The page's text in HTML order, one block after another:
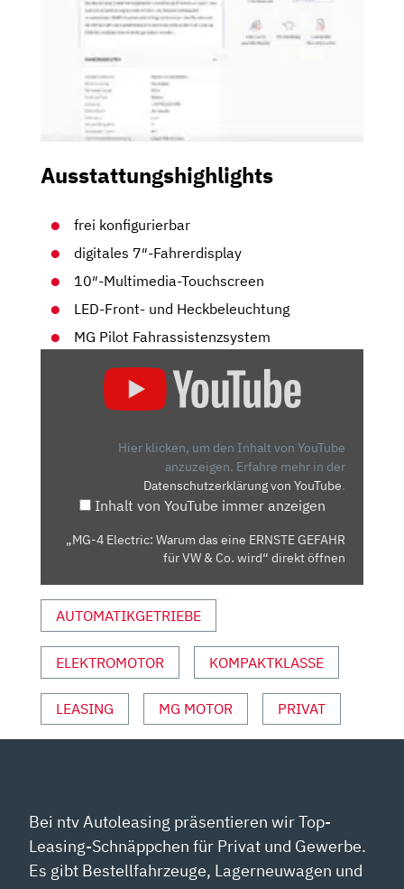
Ausstattungshighlights
frei konfigurierbar
digitales 7″-Fahrerdisplay
10″-Multimedia-Touchscreen
LED-Front- und Heckbeleuchtung
MG Pilot Fahrassistenzsystem
ELECTRIC:
GEFAHR
CO.
WIRD“
YOUTUBE
ANZEIGEN
Hier klicken, um den Inhalt von YouTube
anzuzeigen. Erfahre mehr in der
Datenschutzerklärung von YouTube.
Inhalt von YouTube immer anzeigen
„MG-4 Electric: Warum das eine ERNSTE GEFAHR
für VW & Co. wird“ direkt öffnen
AUTOMATIKGETRIEBE
ELEKTROMOTOR KOMPAKTKLASSE
LEASING MG MOTOR PRIVAT
Bei ntv Autoleasing präsentieren wir Top-
Leasing-Schnäppchen für Privat und Gewerbe.
Es gibt Bestellfahrzeuge, Lagerneuwagen und